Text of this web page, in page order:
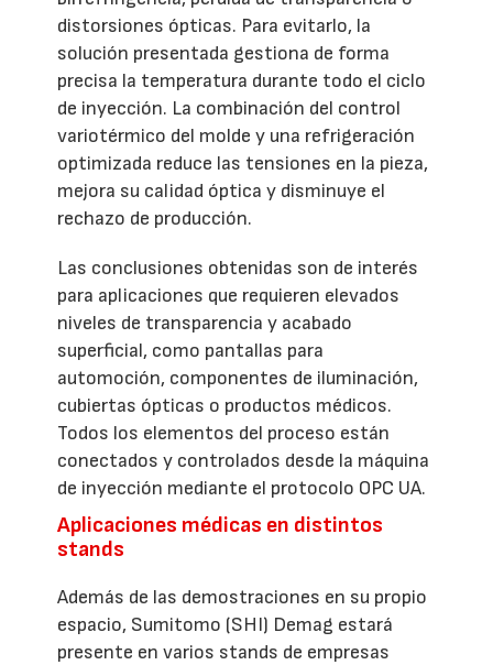
distorsiones ópticas. Para evitarlo, la
solución presentada gestiona de forma
precisa la temperatura durante todo el ciclo
de inyección. La combinación del control
variotérmico del molde y una refrigeración
optimizada reduce las tensiones en la pieza,
mejora su calidad óptica y disminuye el
rechazo de producción.
Las conclusiones obtenidas son de interés
para aplicaciones que requieren elevados
niveles de transparencia y acabado
superficial, como pantallas para
automoción, componentes de iluminación,
cubiertas ópticas o productos médicos.
Todos los elementos del proceso están
conectados y controlados desde la máquina
de inyección mediante el protocolo OPC UA.
Aplicaciones médicas en distintos
stands
Además de las demostraciones en su propio
espacio, Sumitomo (SHI) Demag estará
presente en varios stands de empresas